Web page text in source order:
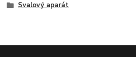
Svalový aparát